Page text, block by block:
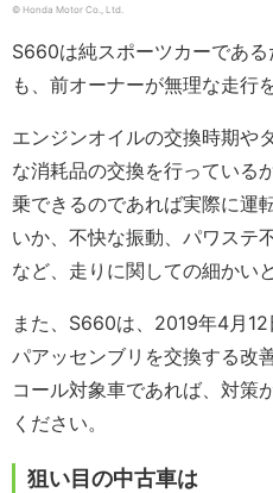
© Honda Motor Co., Ltd.
S660は純スポーツカーであ
も、前オーナーが無理な走行
エンジンオイルの交換時期や
な消耗品の交換を行っている
乗できるのであれば実際に運
いか、不快な振動、パワステ
など、走りに関しての細かい
また、S660は、2019年4月
パアッセンブリを交換する改
コール対象車であれば、対策
ください。
狙い目の中古車は